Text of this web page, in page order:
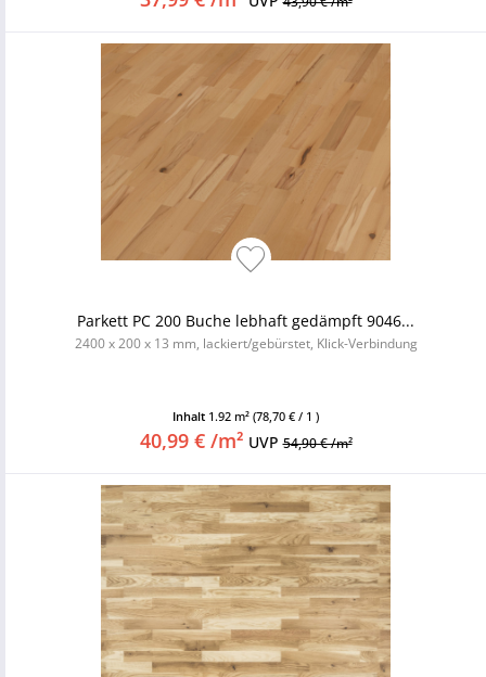
Parkett PC 200 Buche lebhaft gedämpft 9046...
2400 x 200 x 13 mm, lackiert/gebürstet, Klick-Verbindung
Inhalt 1.92 m² (78,70 € / 1 )
40,99 € /m² UVP54,90 € /m²